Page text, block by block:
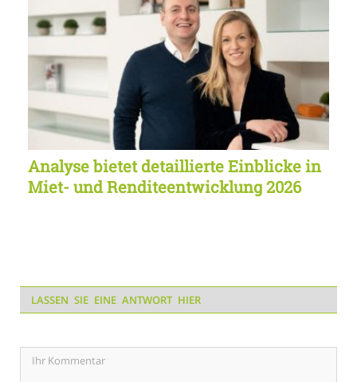
Analyse bietet detaillierte Einblicke in
Miet- und Renditeentwicklung 2026
LASSEN SIE EINE ANTWORT HIER